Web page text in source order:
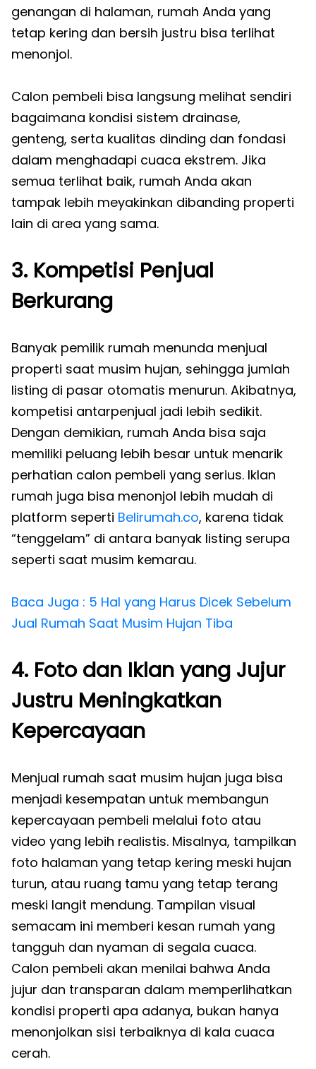
genangan di halaman, rumah Anda yang
tetap kering dan bersih justru bisa terlihat
menonjol.
Calon pembeli bisa langsung melihat sendiri
bagaimana kondisi sistem drainase,
genteng, serta kualitas dinding dan fondasi
dalam menghadapi cuaca ekstrem. Jika
semua terlihat baik, rumah Anda akan
tampak lebih meyakinkan dibanding properti
lain di area yang sama.
3. Kompetisi Penjual
Berkurang
Banyak pemilik rumah menunda menjual
properti saat musim hujan, sehingga jumlah
listing di pasar otomatis menurun. Akibatnya,
kompetisi antarpenjual jadi lebih sedikit.
Dengan demikian, rumah Anda bisa saja
memiliki peluang lebih besar untuk menarik
perhatian calon pembeli yang serius. Iklan
rumah juga bisa menonjol lebih mudah di
platform seperti Belirumah.co, karena tidak
“tenggelam” di antara banyak listing serupa
seperti saat musim kemarau.
Baca Juga : 5 Hal yang Harus Dicek Sebelum
Jual Rumah Saat Musim Hujan Tiba
4. Foto dan Iklan yang Jujur
Justru Meningkatkan
Kepercayaan
Menjual rumah saat musim hujan juga bisa
menjadi kesempatan untuk membangun
kepercayaan pembeli melalui foto atau
video yang lebih realistis. Misalnya, tampilkan
foto halaman yang tetap kering meski hujan
turun, atau ruang tamu yang tetap terang
meski langit mendung. Tampilan visual
semacam ini memberi kesan rumah yang
tangguh dan nyaman di segala cuaca.
Calon pembeli akan menilai bahwa Anda
jujur dan transparan dalam memperlihatkan
kondisi properti apa adanya, bukan hanya
menonjolkan sisi terbaiknya di kala cuaca
cerah.